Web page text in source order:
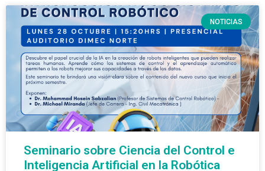
NOTICIAS
Seminario sobre Ciencia del Control e
Inteligencia Artificial en la Robótica